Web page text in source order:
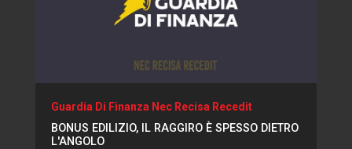
Guardia Di Finanza Nec Recisa Recedit
BONUS EDILIZIO, IL RAGGIRO È SPESSO DIETRO
L'ANGOLO